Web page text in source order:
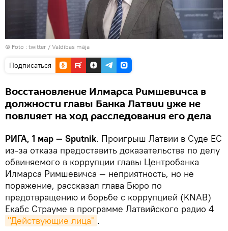
© Foto : twitter / Valdības māja
Подписаться
Восстановление Илмарса Римшевичса в
должности главы Банка Латвии уже не
повлияет на ход расследования его дела
РИГА, 1 мар — Sputnik. Проигрыш Латвии в Суде ЕС
из-за отказа предоставить доказательства по делу
обвиняемого в коррупции главы Центробанка
Илмарса Римшевичса — неприятность, но не
поражение, рассказал глава Бюро по
предотвращению и борьбе с коррупцией (KNAB)
Екабс Страуме в программе Латвийского радио 4
"Действующие лица" .